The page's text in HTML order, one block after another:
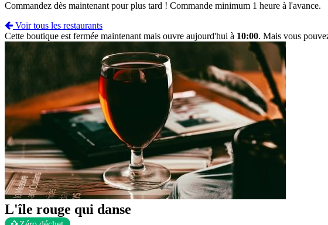
Commandez dès maintenant pour plus tard ! Commande minimum 1 heure à l'avance.
Voir tous les restaurants
Cette boutique est fermée maintenant mais ouvre aujourd'hui à 10:00. Mais vous
L'île rouge qui danse